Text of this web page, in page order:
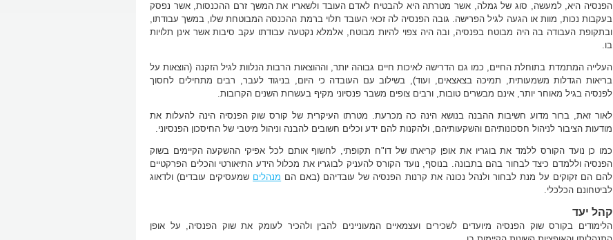
הפנסיה היא, למעשה, סוג של גמלה, אשר מטרתה היא להבטיח לאדם העובד ולשאריו את המשך זרם ההכנסות, אשר נפסק
בעקבות נכות, מוות או הגעה לגיל הפרישה. גובה הפנסיה לה זכאי העובד תלוי ברמת ההכנסה המבוטחת שלו, במשך עבודתו,
ובתקופת העבודה בה היה מבוטח בפנסיה, ובה היה צפוי להיות מבוטח, אלמלא נקטעה עבודתו עקב סיבות אשר אינן תלויות
בו.
העלייה המתמדת בתוחלת החיים, כמו גם הדרישה לאיכות חיים גבוהה יותר, וההוצאות הרבות הנלוות לגיל הזקנה (הוצאות על
בריאות הגדלות משמעותית, תמיכה בצאצאים, ועוד), בשילוב עם העובדה כי היום, בניגוד לעבר, רבים מתחילים לחסוך
לפנסיה בגיל מאוחר יותר, אינם מבשרים טובות, ורבים צופים משבר פנסיוני מקיף בעשרות השנים הקרובות.
לאור זאת, ברור מדוע חשיבות ההבנה בנושא הינה כה מכרעת. מטרתו העיקרית של קורס שוק הפנסיה הינה להעלות את
מודעות הציבור לניהול חסכונותיהם והשקעותיהם, ולהקנות להם ידע וכלים חשובים להבנה וניהול מיטבי של החיסכון הפנסיוני.
כמו כן נועד הקורס ללמד את בוגריו את אופן קריאתו של דו"ח תקופתי, לחשוף אותם לכל אפיקי ההשקעה הקיימים בשוק
הפנסיה וללמדם כיצד לבחור בהם בתבונה. בנוסף, נועד הקורס להעניק לבוגריו את מכלול הידע התיאורטי והכלים הפרקטיים
להם הם זקוקים על מנת לבחור ולנהל נכונה את קרנות הפנסיה של עובדיהם (באם הם מנהלים שמעסיקים עובדים) ולדאוג
לביטחונם הכלכלי.
קהל יעד
הלימודים בקורס שוק הפנסיה מיועדים לשכירים ועצמאיים המעוניינים להבין ולהכיר לעומק את שוק הפנסיה, על אופן